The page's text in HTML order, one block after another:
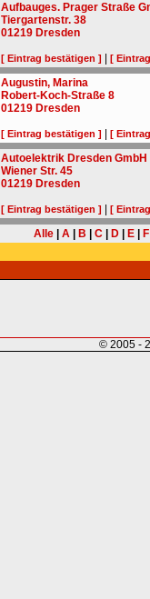
Aufbauges. Prager Straße
Tiergartenstr. 38
01219 Dresden
[ Eintrag bestätigen ] |[
Augustin, Marina
Robert-Koch-Straße 8
01219 Dresden
[ Eintrag bestätigen ] |[
Autoelektrik Dresden GmbH
Wiener Str. 45
01219 Dresden
[ Eintrag bestätigen ] |[
Alle A B C D E F
© 2005 -